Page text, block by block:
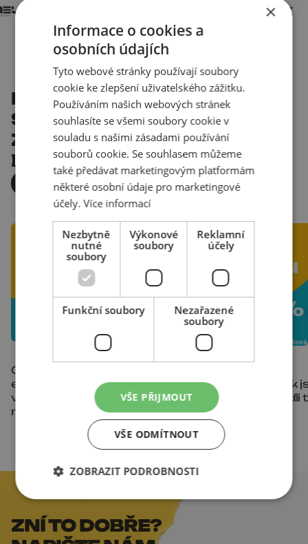
POMÁHÁME
SKVĚLÝM
ZNAČKÁM
BÝT JEŠTĚ LEPŠÍ
VŠECHNY PŘÍPADOVKY
Kristýna Cahlíková
Od černobílého výkresu k
emocím: Jak AI video
vizualizace mění realitní
marketing
25. června 2026 Eva Švédová
multichannel: Jak
SimpleJack zvedli
173 %
ZNÍ TO DOBŘE?
×
Informace o cookies a
osobních údajích
Tyto webové stránky používají soubory
cookie ke zlepšení uživatelského zážitku.
Používáním našich webových stránek
souhlasíte se všemi soubory cookie v
souladu s našimi zásadami používání
souborů cookie. Se souhlasem můžeme
také předávat marketingovým platformám
některé osobní údaje pro marketingové
účely.Více informací
Nezbytně
nutné
soubory
Výkonové
soubory
Reklamní
účely
Funkční soubory
Nezařazené
soubory
VŠE PŘIJMOUT
VŠE ODMÍTNOUT
ZOBRAZIT PODROBNOSTI